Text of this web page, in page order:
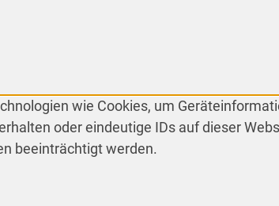
wie Cookies, um
oder eindeutige IDs auf dieser
beeinträchtigt werden.